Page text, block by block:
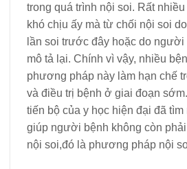
trong quá trình nội soi. Rất
khó chịu ấy mà từ chối nội soi
lần soi trước đây hoặc do người
mô tả lại. Chính vì vậy, nhiều
phương pháp này làm hạn chế
và điều trị bệnh ở giai đoạn
tiến bộ của y học hiện đại đã
giúp người bệnh không còn
nội soi,đó là phương pháp nội